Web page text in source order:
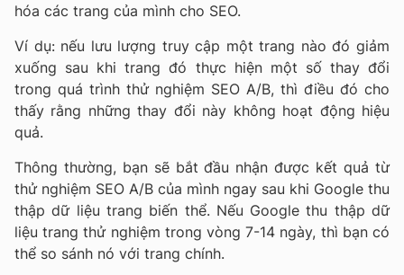
hóa các trang của mình cho SEO.
Ví dụ: nếu lưu lượng truy cập một trang nào đó giảm
xuống sau khi trang đó thực hiện một số thay đổi
trong quá trình thử nghiệm SEO A/B, thì điều đó cho
thấy rằng những thay đổi này không hoạt động hiệu
quả.
Thông thường, bạn sẽ bắt đầu nhận được kết quả từ
thử nghiệm SEO A/B của mình ngay sau khi Google thu
thập dữ liệu trang biến thể. Nếu Google thu thập dữ
liệu trang thử nghiệm trong vòng 7-14 ngày, thì bạn có
thể so sánh nó với trang chính.